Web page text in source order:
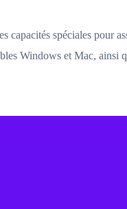
spéciales pour
Windows et Mac, ainsi